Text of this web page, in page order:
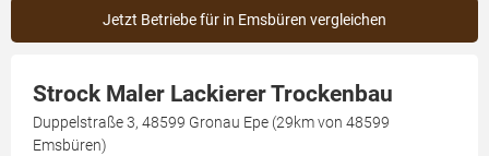
Jetzt Betriebe für in Emsbüren vergleichen
Strock Maler Lackierer Trockenbau
Duppelstraße 3, 48599 Gronau Epe (29km von 48599
Emsbüren)